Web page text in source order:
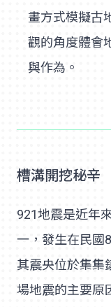
畫方式模擬古
觀的角度體會
與作為。
槽溝開挖秘辛
921地震是近年
一，發生在民國
其震央位於集集
場地震的主要原